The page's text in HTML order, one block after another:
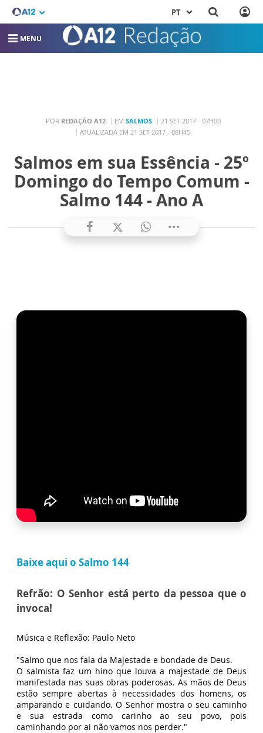
PT
MENU
POR REDAÇÃO A12 EM SALMOS
21 SET 2017 - 07H00
ATUALIZADA EM 21 SET 2017 - 08H45
Salmos em sua Essência - 25º
Domingo do Tempo Comum -
Salmo 144 - Ano A
Baixe aqui o Salmo 144
Refrão: O Senhor está perto da pessoa que o
invoca!
Música e Reflexão: Paulo Neto
"Salmo que nos fala da Majestade e bondade de Deus.
O salmista faz um hino que louva a majestade de Deus
manifestada nas suas obras poderosas. As mãos de Deus
estão sempre abertas à necessidades dos homens, os
amparando e cuidando. O Senhor mostra o seu caminho
e sua estrada como carinho ao seu povo, pois
caminhando por ai não vamos nos perder."